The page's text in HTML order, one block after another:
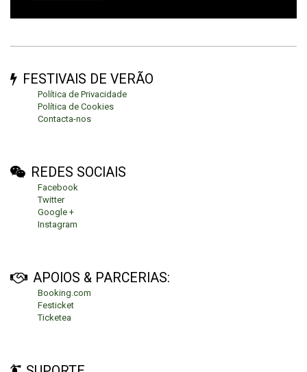
FESTIVAIS DE VERÃO
Política de Privacidade
Política de Cookies
Contacta-nos
REDES SOCIAIS
Facebook
Twitter
Google +
Instagram
APOIOS & PARCERIAS:
Booking.com
Festicket
Ticketea